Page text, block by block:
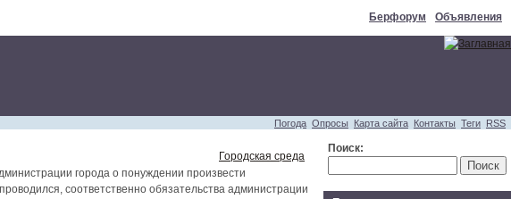
Берфорум Объявления
Погода Опросы Карта сайта Контакты Теги RSS
Городская среда
города о понуждении произвести
соответственно обязательства администрации
Поиск: